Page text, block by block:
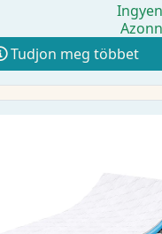
Tudjon meg többet